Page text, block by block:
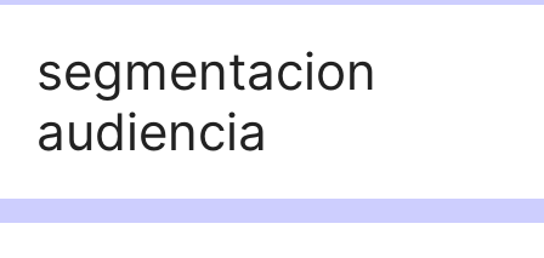
segmentacion
audiencia